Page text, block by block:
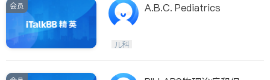
会员 A.B.C. Pediatrics
儿科